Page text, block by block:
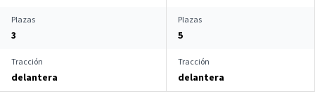
Plazas
3
Plazas
5
Tracción
delantera
Tracción
delantera